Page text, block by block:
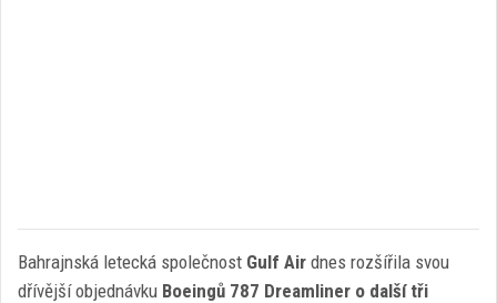
Bahrajnská letecká společnost Gulf Air dnes rozšířila svou
dřívější objednávku Boeingů 787 Dreamliner o další tři